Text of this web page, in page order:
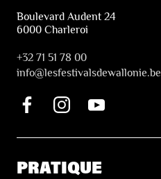
Boulevard Audent 24
6000 Charleroi
+32 71 51 78 00
info@lesfestivalsdewallonie.be
PRATIQUE